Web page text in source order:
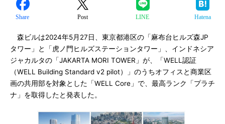
Share Post LINE Hatena
森ビルは2024年5月27日、東京都港区の「麻布台ヒルズ森JP
タワー」と「虎ノ門ヒルズステーションタワー」、インドネシア
ジャカルタの「JAKARTA MORI TOWER」が、「WELL認証
（WELL Building Standard v2 pilot）」のうちオフィスと商業区
画の共用部を対象とした「WELL Core」で、最高ランク「プラチ
ナ」を取得したと発表した。